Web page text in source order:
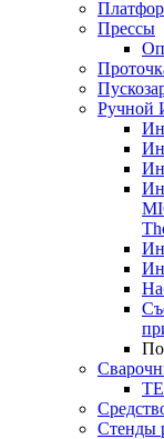
Прессы
Ручной
Стенды